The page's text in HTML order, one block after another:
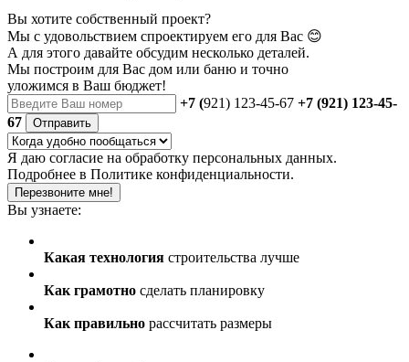
Вы хотите собственный проект?
Мы с удовольствием спроектируем его для Вас 😊
А для этого давайте обсудим несколько деталей.
Мы построим для Вас дом или баню и точно
уложимся в Ваш бюджет!
+7 (921) 123-45-67 +7 (921) 123-45-
67
Отправить
Я даю согласие на обработку персональных данных.
Подробнее в Политике конфиденциальности.
Перезвоните мне!
Вы узнаете:
Какая технология строительства лучше
Как грамотно сделать планировку
Как правильно рассчитать размеры